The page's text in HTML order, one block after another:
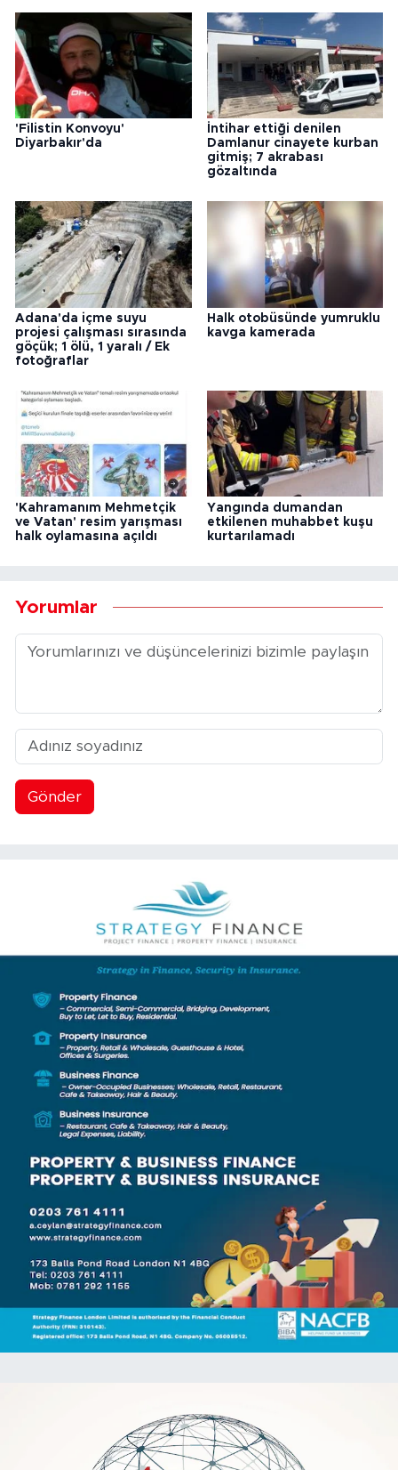
'Filistin Konvoyu'
Diyarbakır'da
İntihar ettiği denilen
Damlanur cinayete kurban
gitmiş; 7 akrabası
gözaltında
Adana'da içme suyu
projesi çalışması sırasında
göçük; 1 ölü, 1 yaralı / Ek
fotoğraflar
Halk otobüsünde yumruklu
kavga kamerada
'Kahramanım Mehmetçik
ve Vatan' resim yarışması
halk oylamasına açıldı
Yangında dumandan
etkilenen muhabbet kuşu
kurtarılamadı
Yorumlar
Gönder